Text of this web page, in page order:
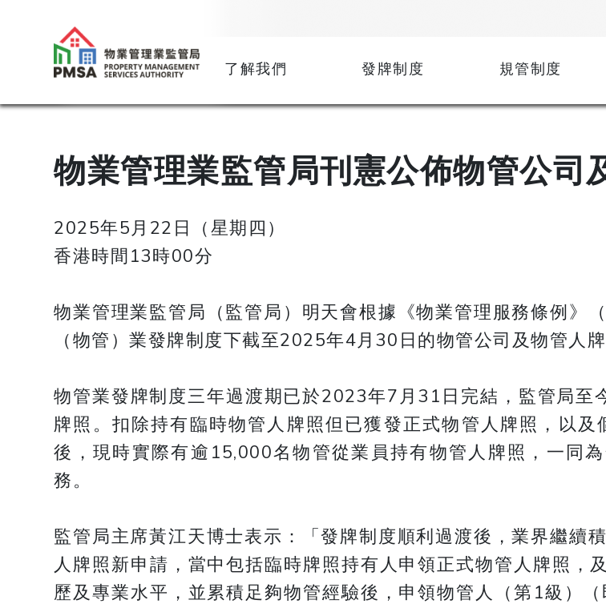
了解我們 發牌制度 規管制度
物業管理業監管局刊憲公佈物管公司
2025年5月22日（星期四）
香港時間13時00分
物業管理業監管局（監管局）明天會根據《物業管理服務條例》
（物管）業發牌制度下截至2025年4月30日的物管公司及物管人牌
物管業發牌制度三年過渡期已於2023年7月31日完結，監管局
牌照。扣除持有臨時物管人牌照但已獲發正式物管人牌照，以
後，現時實際有逾15,000名物管從業員持有物管人牌照，一同
務。
監管局主席黃江天博士表示：「發牌制度順利過渡後，業界繼續
人牌照新申請，當中包括臨時牌照持有人申領正式物管人牌照，
歷及專業水平，並累積足夠物管經驗後，申領物管人（第1級）